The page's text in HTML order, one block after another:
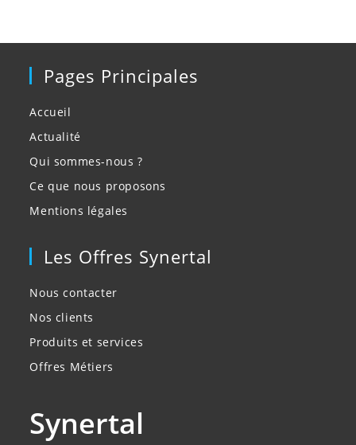
Pages Principales
Accueil
Actualité
Qui sommes-nous ?
Ce que nous proposons
Mentions légales
Les Offres Synertal
Nous contacter
Nos clients
Produits et services
Offres Métiers
Synertal